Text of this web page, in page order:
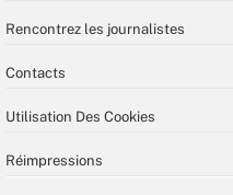
Rencontrez les journalistes
Contacts
Utilisation Des Cookies
Réimpressions